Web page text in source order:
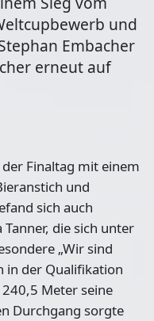
und
Embacher
erneut auf
Finaltag mit einem
und
sich auch
die sich unter
„Wir sind
in der Qualifikation
Meter seine
Durchgang sorgte